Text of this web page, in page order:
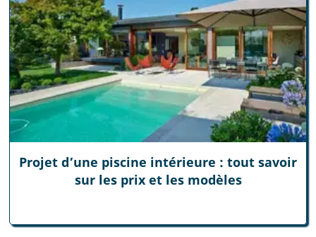
Projet d’une piscine intérieure : tout savoir
sur les prix et les modèles